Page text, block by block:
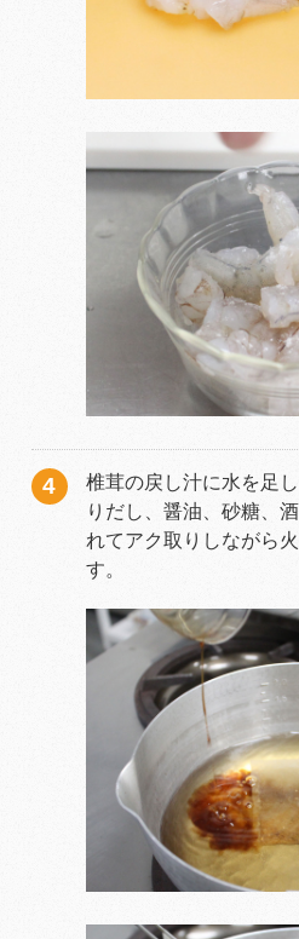
椎茸の戻し汁に水を足
りだし、醤油、砂糖、
れてアク取りしながら
す。